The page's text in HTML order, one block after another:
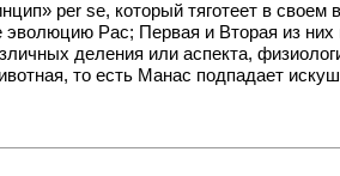
per se, который тяготеет в
Рас; Первая и Вторая из
деления или аспекта,
то есть Манас подпадает